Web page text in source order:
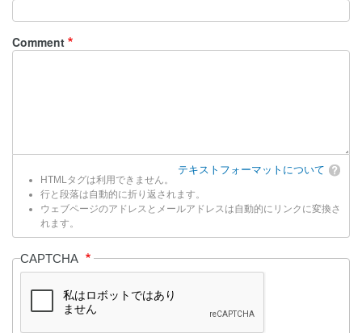
Comment
テキストフォーマットについて
HTMLタグは利用できません。
行と段落は自動的に折り返されます。
ウェブページのアドレスとメールアドレスは自動的にリンクに変換さ
れます。
CAPTCHA